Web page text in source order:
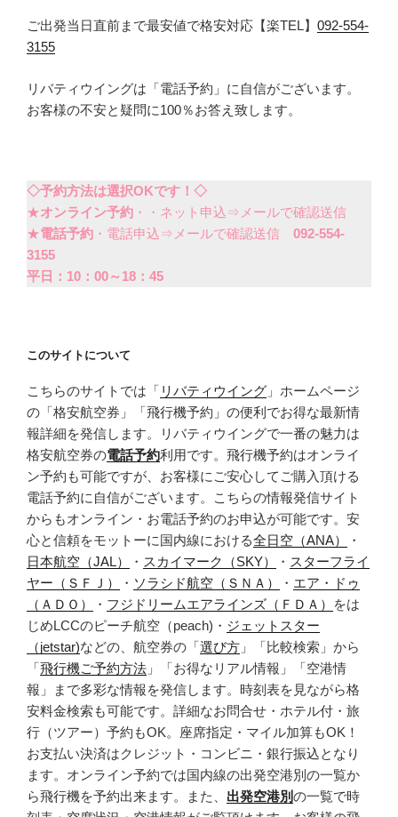
ご出発当日直前まで最安値で格安対応【楽TEL】 092-554-
3155
リバティウイングは「電話予約」に自信がございます。
お客様の不安と疑問に100％お答え致します。
◇予約方法は選択OKです！◇
★オンライン予約 ・・ネット申込⇒メールで確認送信
★電話予約 ・電話申込⇒メールで確認送信 092-554-
3155
平日：10：00～18：45
このサイトについて
こちらのサイトでは「 リバティウイング 」ホームページ
の「格安航空券」「飛行機予約」の便利でお得な最新情
報詳細を発信します。リバティウイングで一番の魅力は
格安航空券の電話予約利用です。飛行機予約はオンライ
ン予約も可能ですが、お客様にご安心してご購入頂ける
電話予約に自信がございます。こちらの情報発信サイト
からもオンライン・お電話予約のお申込が可能です。安
心と信頼をモットーに国内線における全日空（ANA）
・
日本航空（JAL）
・ スカイマーク（SKY） ・ スターフライ
ヤー（ＳＦＪ）
・ ソラシド航空（ＳＮＡ） ・ エア・ドゥ
（ＡＤＯ）
・ フジドリームエアラインズ（ＦＤＡ）
をは
じめLCCのピーチ航空（peach)・ ジェットスター
（jetstar)などの、航空券の「選び方 」「比較検索」から
「飛行機ご予約方法 」「お得なリアル情報」「空港情
報」まで多彩な情報を発信します。時刻表を見ながら格
安料金検索も可能です。詳細なお問合せ・ホテル付・旅
行（ツアー）予約もOK。座席指定・マイル加算もOK！
お支払い決済はクレジット・コンビニ・銀行振込となり
ます。オンライン予約では国内線の出発空港別の一覧か
ら飛行機を予約出来ます。また、 出発空港別の一覧で時